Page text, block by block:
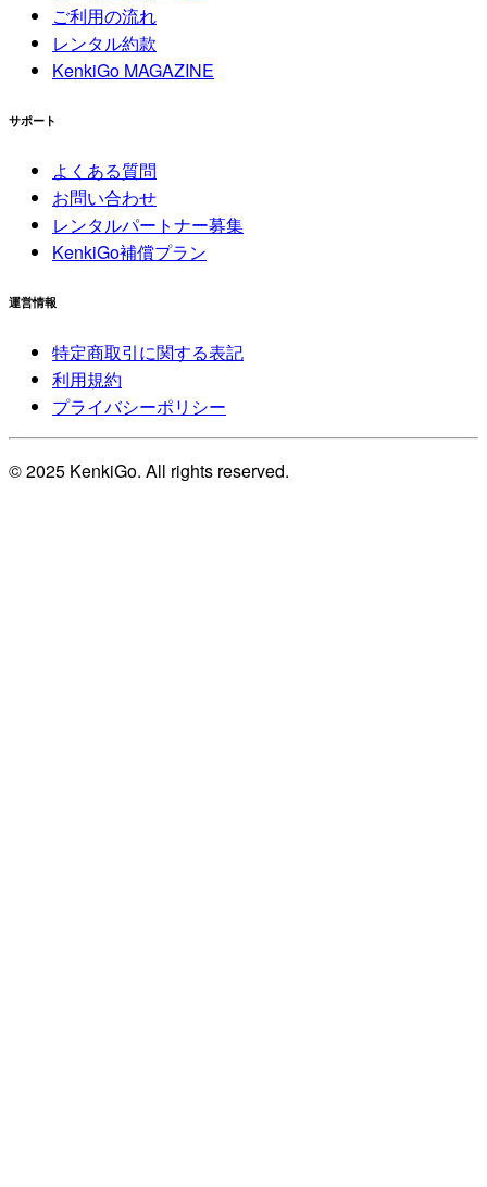
ご利用の流れ
レンタル約款
KenkiGo MAGAZINE
サポート
よくある質問
お問い合わせ
レンタルパートナー募集
KenkiGo補償プラン
運営情報
特定商取引に関する表記
利用規約
プライバシーポリシー
© 2025 KenkiGo. All rights reserved.